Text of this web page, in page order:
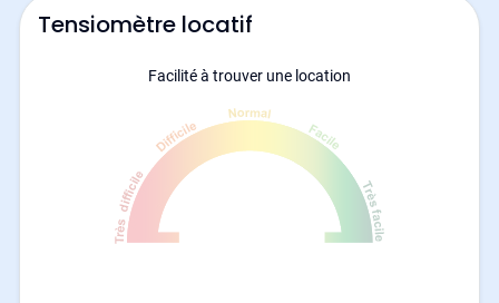
Tensiomètre locatif
Facilité à trouver une location